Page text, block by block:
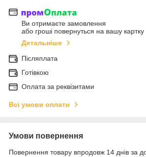
Ви отримаєте замовлення
або гроші повернуться на вашу картку
Детальніше
Післяплата
Готівкою
Оплата за реквізитами
Всі умови оплати
Умови повернення
Повернення товару впродовж 14 днів за